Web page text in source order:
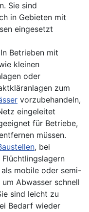
Sie sind
in Gebieten mit
eingesetzt
In Betrieben mit
kleinen
oder
zum
vorzubehandeln,
eingeleitet
für Betriebe,
müssen.
, bei
mobile oder semi-
Abwasser schnell
sind leicht zu
Bedarf wieder